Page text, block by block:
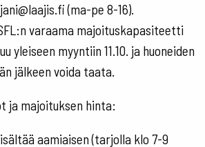
jani@laajis.fi(ma-pe 8-16).
varaama majoituskapasiteetti
yleiseen myyntiin 11.10. ja huoneiden
jälkeen voida taata.
ja majoituksen hinta:
aamiaisen (tarjolla klo 7-9